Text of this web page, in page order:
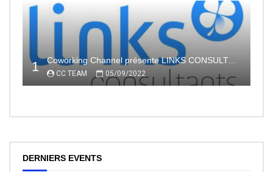
1 Coworking Channel présente LINKS CONSULTANTS, l’indépendance en toute sécurité avec le portage salarial
CC TEAM 05/09/2022
DERNIERS EVENTS